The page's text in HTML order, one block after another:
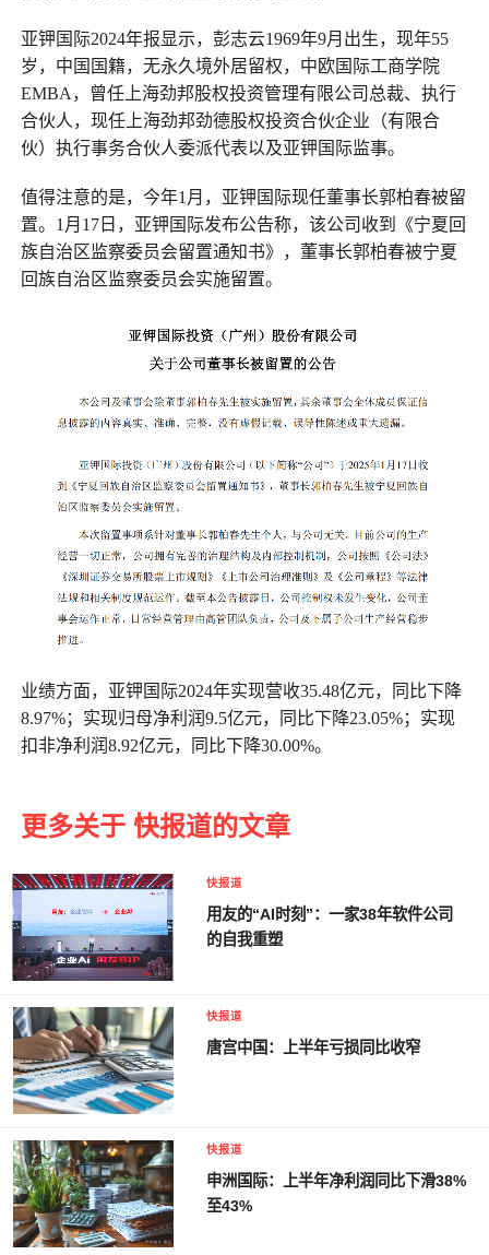
亚钾国际2024年报显示，彭志云1969年9月出生，现年55
岁，中国国籍，无永久境外居留权，中欧国际工商学院
EMBA，曾任上海劲邦股权投资管理有限公司总裁、执行
合伙人，现任上海劲邦劲德股权投资合伙企业（有限合
伙）执行事务合伙人委派代表以及亚钾国际监事。
值得注意的是，今年1月，亚钾国际现任董事长郭柏春被留
置。1月17日，亚钾国际发布公告称，该公司收到《宁夏回
族自治区监察委员会留置通知书》，董事长郭柏春被宁夏
回族自治区监察委员会实施留置。
业绩方面，亚钾国际2024年实现营收35.48亿元，同比下降
8.97%；实现归母净利润9.5亿元，同比下降23.05%；实现
扣非净利润8.92亿元，同比下降30.00%。
更多关于 快报道的文章
快报道
用友的“AI时刻”：一家38年软件公司
的自我重塑
快报道
唐宫中国：上半年亏损同比收窄
快报道
申洲国际：上半年净利润同比下滑38%
至43%